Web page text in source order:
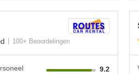
100+ Beoordelingen
9.2